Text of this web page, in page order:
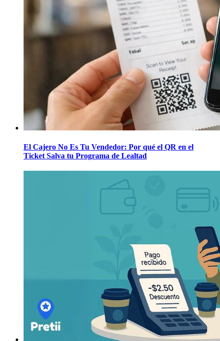
El Cajero No Es Tu Vendedor: Por qué el QR en el
Ticket Salva tu Programa de Lealtad